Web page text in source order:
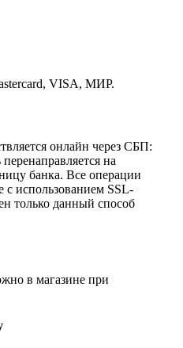
VISA, МИР.
онлайн через СБП:
на
банка. Все операции
с использованием SSL-
только данный способ
в магазине при